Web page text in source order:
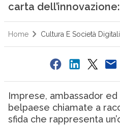
carta
Home Cultura E Società Digitali
Imprese, ambassador
belpaese chiamate a
sfida che rappresenta